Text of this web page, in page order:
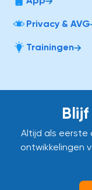
Privacy & AVG
Trainingen
Altijd als eerste
ontwikkelingen